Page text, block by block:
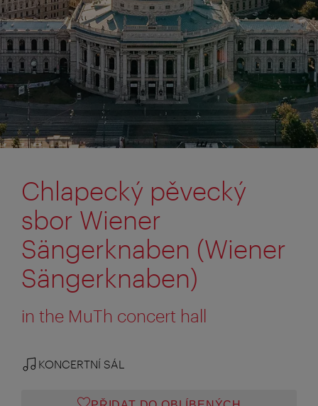
Chlapecký pěvecký
sbor Wiener
Sängerknaben (Wiener
Sängerknaben)
in the MuTh concert hall
KONCERTNÍ SÁL